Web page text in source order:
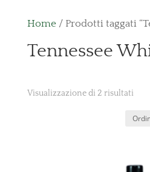
Home/ Prodotti taggati
Tennessee
Visualizzazione di 2 risultati